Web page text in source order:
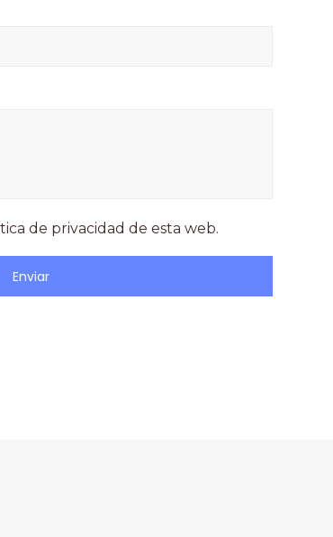
de privacidad de esta web.